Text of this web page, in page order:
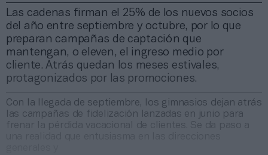
Las cadenas firman el 25% de los nuevos socios
del año entre septiembre y octubre, por lo que
preparan campañas de captación que
mantengan, o eleven, el ingreso medio por
cliente. Atrás quedan los meses estivales,
protagonizados por las promociones.
Con la llegada de septiembre, los gimnasios dejan atrás
las campañas de fidelización lanzadas en junio para
frenar la pérdida vacacional de clientes. Se da paso a